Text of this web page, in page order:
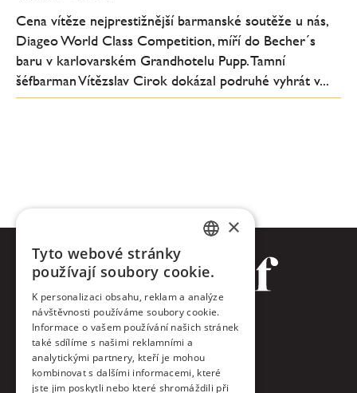
Cena vítěze nejprestižnější barmanské soutěže u nás,
Diageo World Class Competition, míří do Becher´s
baru v karlovarském Grandhotelu Pupp. Tamní
šéfbarman Vítězslav Cirok dokázal podruhé vyhrát v...
Facebook
Twitter
ENGLISH
×
Tyto webové stránky
používají soubory cookie.
K personalizaci obsahu, reklam a analýze
návštěvnosti používáme soubory cookie.
Informace o vašem používání našich stránek
také sdílíme s našimi reklamními a
analytickými partnery, kteří je mohou
kombinovat s dalšími informacemi, které
jste jim poskytli nebo které shromáždili při